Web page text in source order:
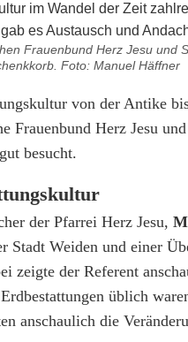
Frauenbund Herz Jesu und
Foto: Manuel Häffner
von der Antike
Herz Jesu
besucht.
der Pfarrei Herz Jesu,
Weiden und einer
zeigte der Referent
üblich
anschaulich die